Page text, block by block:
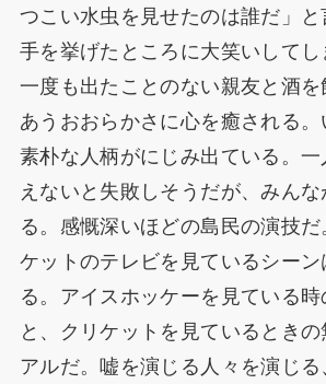
つこい水虫を見せたのは誰だ」
手を挙げたところに大笑いしてし
一度も出たことのない親友と酒
あうおおらかさに心を癒される
素朴な人柄がにじみ出ている。
えないと失敗しそうだが、みんな
る。感慨深いほどの島民の演技だ
ケットのテレビを見ているシー
る。アイスホッケーを見ている時
と、クリケットを見ているときの
アルだ。嘘を演じる人々を演じる